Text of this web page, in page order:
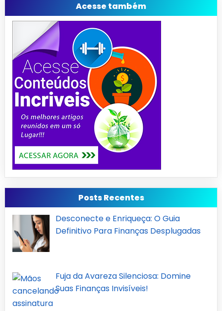
Acesse também
Posts Recentes
Desconecte e Enriqueça: O Guia
Definitivo Para Finanças Desplugadas
Fuja da Avareza Silenciosa: Domine
Suas Finanças Invisíveis!